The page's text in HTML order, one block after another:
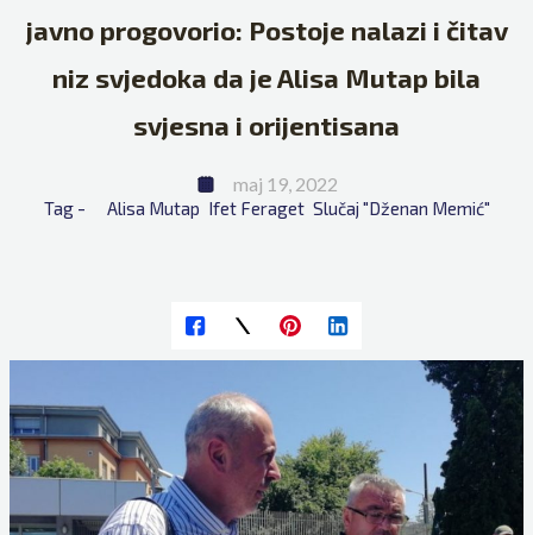
javno progovorio: Postoje nalazi i čitav
niz svjedoka da je Alisa Mutap bila
svjesna i orijentisana
maj 19, 2022
Tag - Alisa Mutap Ifet Feraget Slučaj "Dženan Memić"